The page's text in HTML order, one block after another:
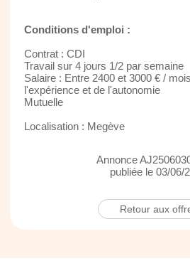
Conditions d'emploi :
Contrat : CDI
Travail sur 4 jours 1/2 par semaine
Salaire : Entre 2400 et 3000 € /
l'expérience et de l'autonomie
Mutuelle
Localisation : Megève
Annonce
publiée le 03/06/
Retour aux